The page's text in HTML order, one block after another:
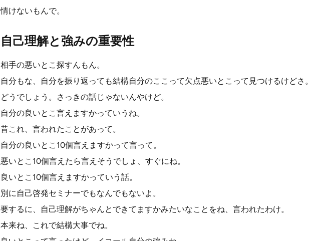
情けないもんで。
自己理解と強みの重要性
相手の悪いとこ探すんもん。
自分もな、自分を振り返っても結構自分のここって欠点悪いとこって見つけるけどさ。
どうでしょう。さっきの話じゃないんやけど。
自分の良いとこ言えますかっていうね。
昔これ、言われたことがあって。
自分の良いとこ10個言えますかって言って。
悪いとこ10個言えたら言えそうでしょ、すぐにね。
良いとこ10個言えますかっていう話。
別に自己啓発セミナーでもなんでもないよ。
要するに、自己理解がちゃんとできてますかみたいなことをね、言われたわけ。
本来ね、これで結構大事でね。